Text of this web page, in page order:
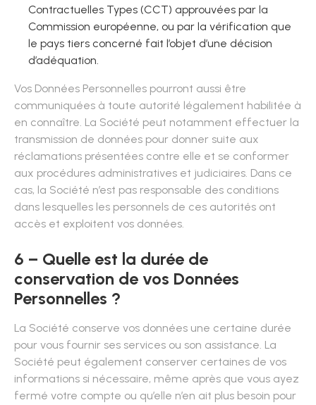
Contractuelles Types (CCT) approuvées par la
Commission européenne, ou par la vérification que
le pays tiers concerné fait l’objet d’une décision
d’adéquation.
Vos Données Personnelles pourront aussi être
communiquées à toute autorité légalement habilitée à
en connaître. La Société peut notamment effectuer la
transmission de données pour donner suite aux
réclamations présentées contre elle et se conformer
aux procédures administratives et judiciaires. Dans ce
cas, la Société n’est pas responsable des conditions
dans lesquelles les personnels de ces autorités ont
accès et exploitent vos données.
6 – Quelle est la durée de
conservation de vos Données
Personnelles ?
La Société conserve vos données une certaine durée
pour vous fournir ses services ou son assistance. La
Société peut également conserver certaines de vos
informations si nécessaire, même après que vous ayez
fermé votre compte ou qu’elle n’en ait plus besoin pour